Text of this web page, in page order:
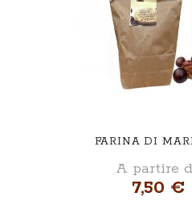
FARINA DI
A partire
7,50 €